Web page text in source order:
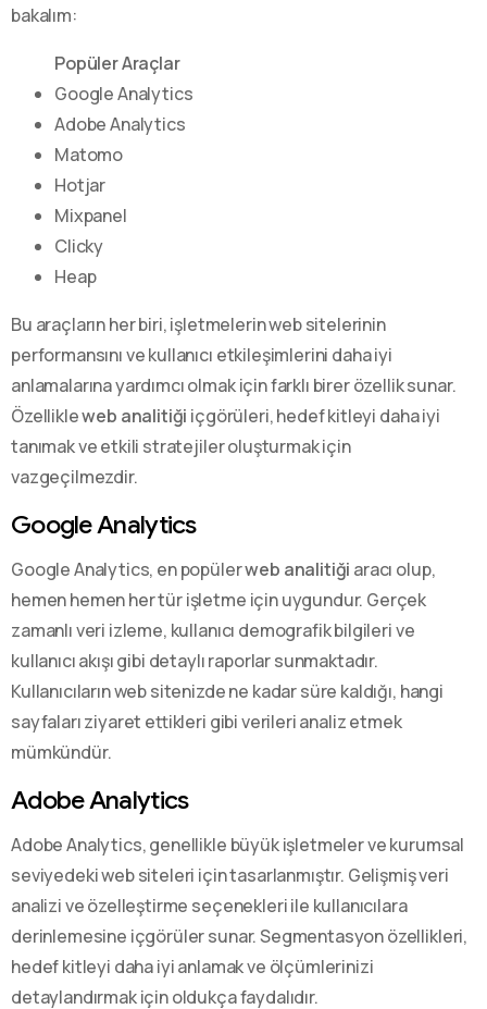
bakalım:
Popüler Araçlar
Google Analytics
Adobe Analytics
Matomo
Hotjar
Mixpanel
Clicky
Heap
Bu araçların her biri, işletmelerin web sitelerinin
performansını ve kullanıcı etkileşimlerini daha iyi
anlamalarına yardımcı olmak için farklı birer özellik sunar.
Özellikleweb analitiği içgörüleri, hedef kitleyi daha iyi
tanımak ve etkili stratejiler oluşturmak için
vazgeçilmezdir.
Google Analytics
Google Analytics, en popülerweb analitiği aracı olup,
hemen hemen her tür işletme için uygundur. Gerçek
zamanlı veri izleme, kullanıcı demografik bilgileri ve
kullanıcı akışı gibi detaylı raporlar sunmaktadır.
Kullanıcıların web sitenizde ne kadar süre kaldığı, hangi
sayfaları ziyaret ettikleri gibi verileri analiz etmek
mümkündür.
Adobe Analytics
Adobe Analytics, genellikle büyük işletmeler ve kurumsal
seviyedeki web siteleri için tasarlanmıştır. Gelişmiş veri
analizi ve özelleştirme seçenekleri ile kullanıcılara
derinlemesine içgörüler sunar. Segmentasyon özellikleri,
hedef kitleyi daha iyi anlamak ve ölçümlerinizi
detaylandırmak için oldukça faydalıdır.